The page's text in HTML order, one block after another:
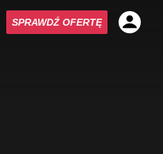
SPRAWDŹ OFERTĘ